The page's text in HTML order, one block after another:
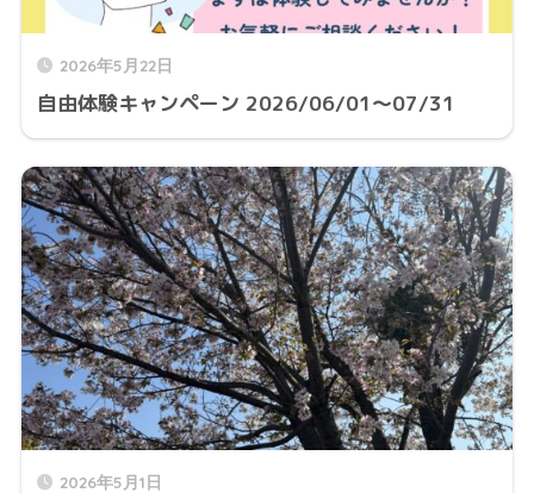
2026年5月22日
自由体験キャンペーン 2026/06/01～07/31
2026年5月1日